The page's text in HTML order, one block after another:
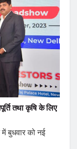
तथा कृषि के लिए
बुधवार को नई